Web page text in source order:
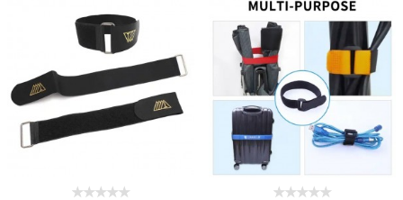
Gratis offerte
aanvragen
Gratis offerte
aanvragen